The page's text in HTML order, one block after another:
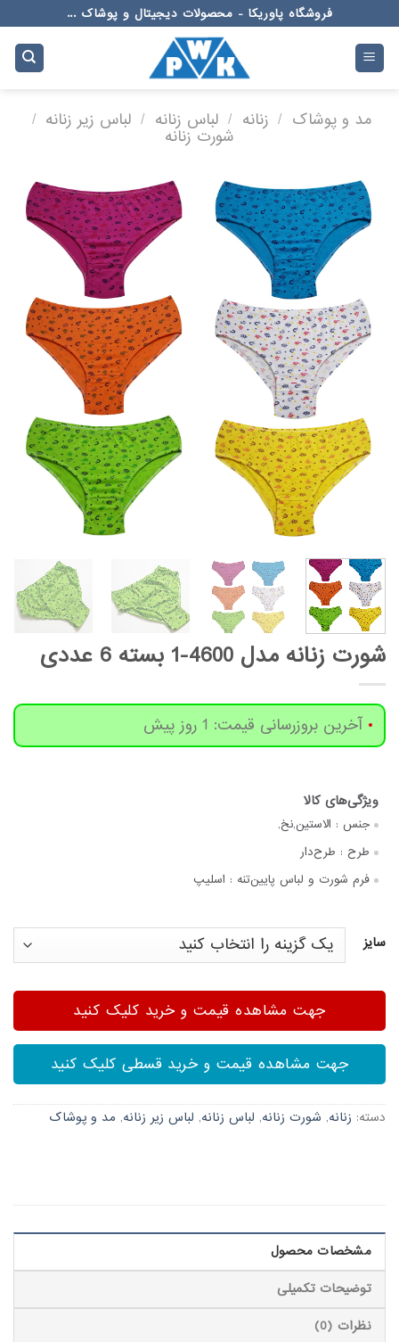
to
content
فروشگاه پاوریکا - محصولات دیجیتال و پوشاک ...
مد و پوشاک / زنانه / لباس زنانه / لباس زیر زنانه /
شورت زنانه
شورت زنانه مدل 4600-1 بسته 6 عددی
آخرین بروزرسانی قیمت: 1 روز پیش
جنس : الاستین,نخ,
طرح : طرح‌دار
فرم شورت و لباس پایین‌تنه : اسلیپ
سایز
جهت مشاهده قیمت و خرید کلیک کنید
جهت مشاهده قیمت و خرید قسطی کلیک کنید
دسته: زنانه, شورت زنانه, لباس زنانه, لباس زیر زنانه, مد و پوشاک
مشخصات محصول
توضیحات تکمیلی
نظرات (0)